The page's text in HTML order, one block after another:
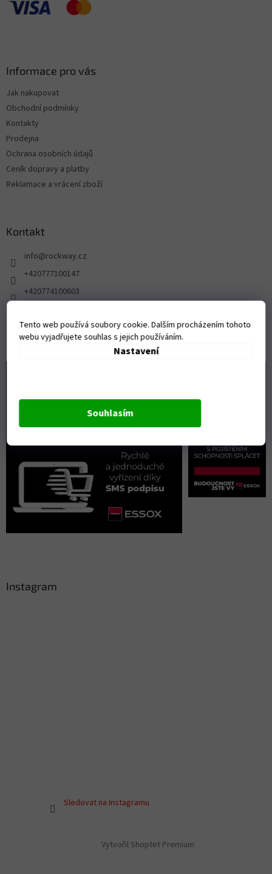
Tento web používá soubory cookie. Dalším procházením tohoto
webu vyjadřujete souhlas s jejich používáním.
Nastavení
Souhlasím
Informace pro vás
Jak nakupovat
Obchodní podmínky
Kontakty
Prodejna
Ochrana osobních údajů
Ceník dopravy a platby
Reklamace a vrácení zboží
Kontakt
info@rockway.cz
+420777100147
+420774100603
rockway.cz/
Instagram
Sledovat na Instagramu
Vytvořil Shoptet Premium